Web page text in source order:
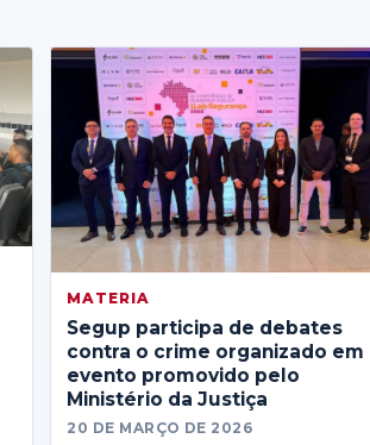
MATERIA
Segup participa de debates
contra o crime organizado em
evento promovido pelo
Ministério da Justiça
20 DE MARÇO DE 2026